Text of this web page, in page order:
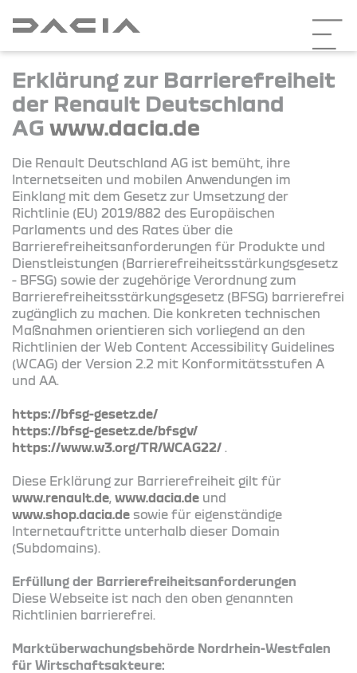
Erklärung zur Barrierefreiheit
der Renault Deutschland
AG www.dacia.de
Die Renault Deutschland AG ist bemüht, ihre
Internetseiten und mobilen Anwendungen im
Einklang mit dem Gesetz zur Umsetzung der
Richtlinie (EU) 2019/882 des Europäischen
Parlaments und des Rates über die
Barrierefreiheitsanforderungen für Produkte und
Dienstleistungen (Barrierefreiheitsstärkungsgesetz
- BFSG) sowie der zugehörige Verordnung zum
Barrierefreiheitsstärkungsgesetz (BFSG) barrierefrei
zugänglich zu machen. Die konkreten technischen
Maßnahmen orientieren sich vorliegend an den
Richtlinien der Web Content Accessibility Guidelines
(WCAG) der Version 2.2 mit Konformitätsstufen A
und AA.
https://bfsg-gesetz.de/
https://bfsg-gesetz.de/bfsgv/
https://www.w3.org/TR/WCAG22/ .
Diese Erklärung zur Barrierefreiheit gilt für
www.renault.de, www.dacia.de und
www.shop.dacia.de sowie für eigenständige
Internetauftritte unterhalb dieser Domain
(Subdomains).
Erfüllung der Barrierefreiheitsanforderungen
Diese Webseite ist nach den oben genannten
Richtlinien barrierefrei.
Marktüberwachungsbehörde Nordrhein-Westfalen
für Wirtschaftsakteure: